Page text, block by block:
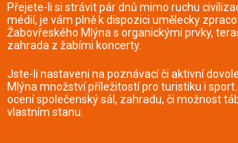
Přejete-li si strávit pár dnů mimo ruchu
médií, je vám plně k dispozici umělecky
Žabovřeského Mlýna s organickými prvky,
zahrada z žabími koncerty.
Jste-li nastaveni na poznávací či aktivní
Mlýna množství příležitostí pro turistiku i
ocení společenský sál, zahradu, či možnost
vlastním stanu.